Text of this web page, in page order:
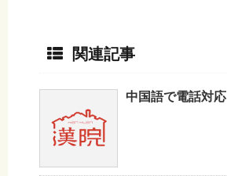
関連記事
中国語で電話対応